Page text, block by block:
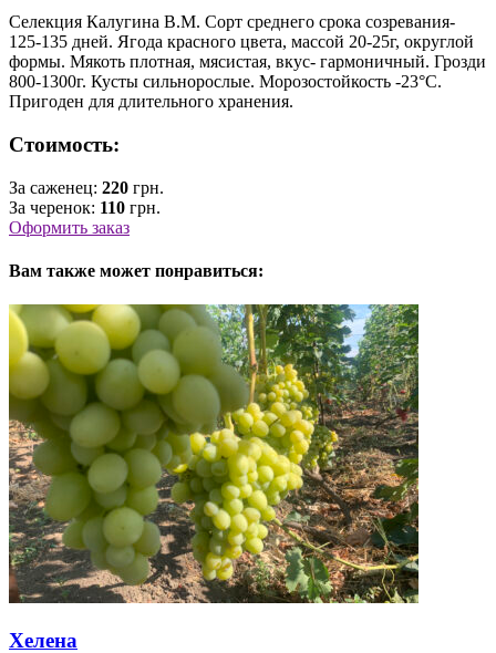
Селекция Калугина В.М. Сорт среднего срока созревания-
125-135 дней. Ягода красного цвета, массой 20-25г, округлой
формы. Мякоть плотная, мясистая, вкус- гармоничный. Грозди
800-1300г. Кусты сильнорослые. Морозостойкость -23°C.
Пригоден для длительного хранения.
Стоимость:
За саженец: 220 грн.
За черенок: 110 грн.
Оформить заказ
Вам также может понравиться:
Хелена